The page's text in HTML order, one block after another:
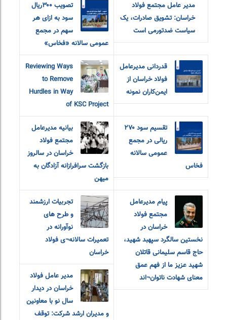
مدیر عامل مجتمع فولاد
خراسان: تشویق صادرات، یک
سیاست ضدتورمی است
تصویب ۳۰۰ریال
سود به ازای هر
سهم در مجمع
عمومی سالانه «فخاس»
قدردانی مدیرعامل
فولاد خراسان از
ایمن‌کاران نمونه
Reviewing Ways
to Remove
Hurdles in Way
of KSC Project
تقسیم سود ۲۷۰
ریالی در مجمع
عمومی سالانه
فخاس
بیانیه مدیرعامل
مجتمع فولاد
خراسان در سالروز
بازگشت سرافرازانه آزادگان به
میهن
پیام مدیرعامل
مجتمع فولاد
خراسان در
نخستین سالگرد سپهبد شهید،
حاج قاسم سلیمانی قاتلان
شهید عزیز ما از فهم عمق
معنای شهادت ناتوان¬اند
تجربیات ارزشمند
و طرح های
نوآورانه در
تعمیرات سالانه¬ی فولاد
خراسان
مدير عامل فولاد
خراسان در ديدار
سال نو با معاونين
و مديران ارشد شرکت: توقف